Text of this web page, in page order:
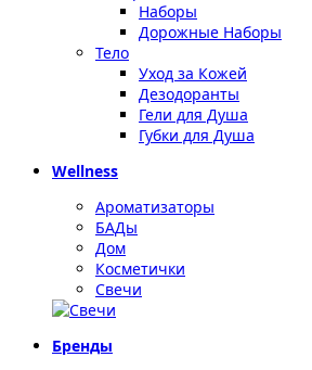
Наборы
Дорожные Наборы
Тело
Уход за Кожей
Дезодоранты
Гели для Душа
Губки для Душа
Wellness
Ароматизаторы
БАДы
Дом
Косметички
Свечи
Бренды